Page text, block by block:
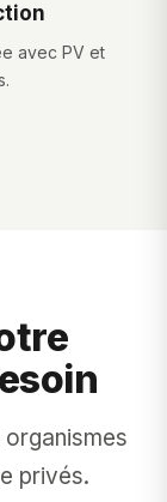
avec PV et
privés.